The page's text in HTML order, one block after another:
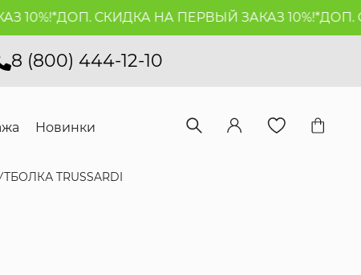
ДОП. СКИДКА НА ПЕРВЫЙ ЗАКАЗ 10%!*ДОП.
8 (800) 444-12-10
Новинки
TRUSSARDI